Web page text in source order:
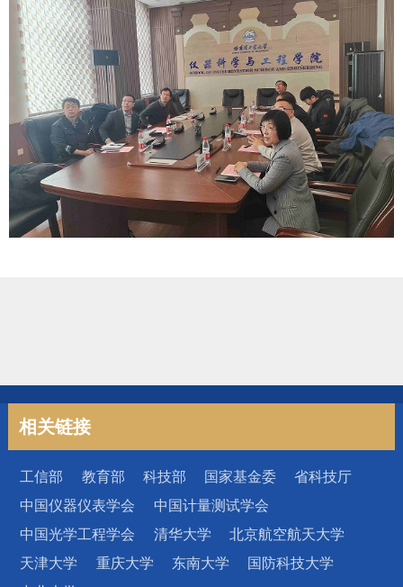
相关链接
工信部 教育部 科技部 国家基金委
省科技厅
中国仪器仪表学会
中国计量测试学会
中国光学工程学会
清华大学
北京航空航天大学
天津大学
重庆大学 东南大学
国防科技大学